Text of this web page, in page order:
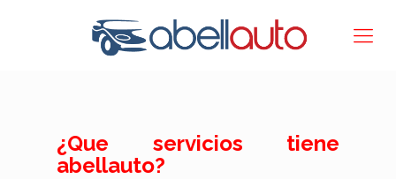
¿Que servicios tiene
abellauto?